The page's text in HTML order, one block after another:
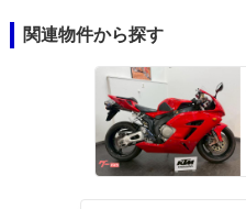
関連物件から探す